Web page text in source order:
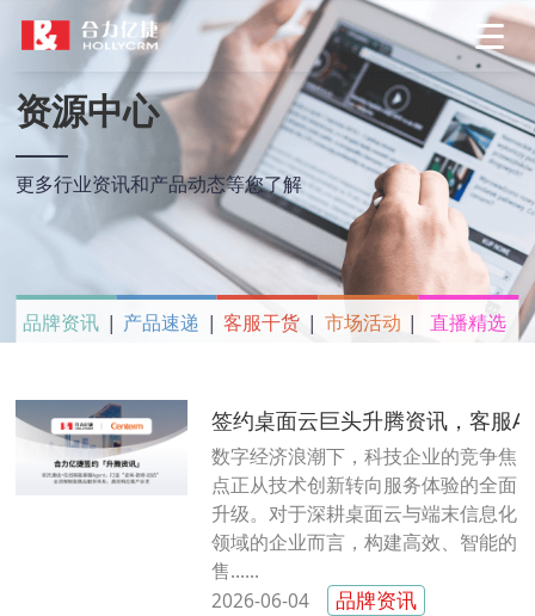
资源中心
更多行业资讯和产品动态等您了解
品牌资讯 产品速递 客服干货 市场活动 直播精选
签约桌面云巨头升腾资讯，客服
数字经济浪潮下，科技企业的竞争焦
点正从技术创新转向服务体验的全面
升级。对于深耕桌面云与端末信息化
领域的企业而言，构建高效、智能的
售......
2026-06-04
品牌资讯